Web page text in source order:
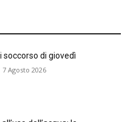
soccorso di giovedì
7 Agosto 2026